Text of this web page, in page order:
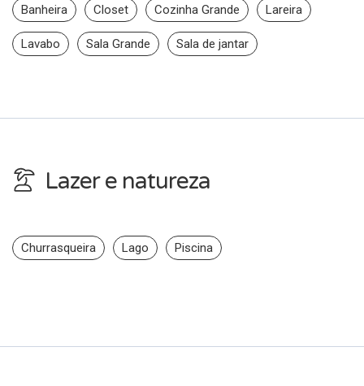
Banheira Closet Cozinha Grande Lareira
Lavabo Sala Grande Sala de jantar
Lazer e natureza
Churrasqueira Lago Piscina